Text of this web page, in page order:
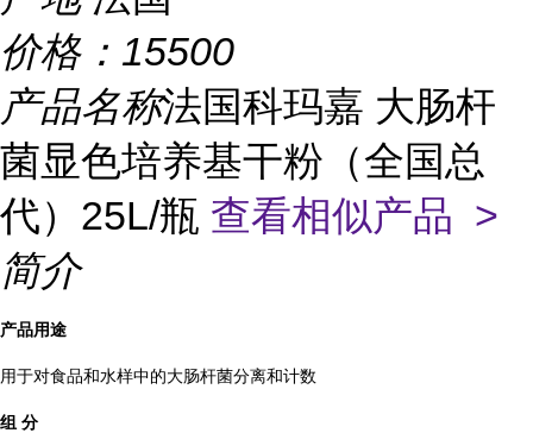
价格： 15500
产品名称法国科玛嘉 大肠杆
菌显色培养基干粉（全国总
代）25L/瓶 查看相似产品 >
简介
产品用途
用于对食品和水样中的大肠杆菌分离和计数
组 分